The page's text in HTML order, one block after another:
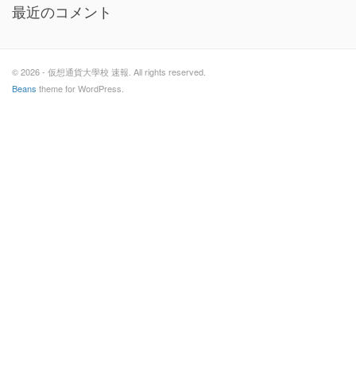
最近のコメント
© 2026 - 仮想通貨大學校 速報. All rights reserved.
Beans theme for WordPress.